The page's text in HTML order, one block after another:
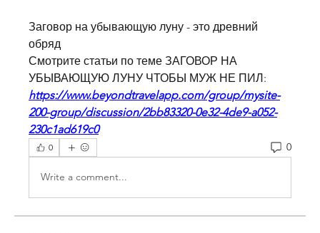
Заговор на убывающую луну - это древний
обряд
Смотрите статьи по теме ЗАГОВОР НА
УБЫВАЮЩУЮ ЛУНУ ЧТОБЫ МУЖ НЕ ПИЛ:
https://www.beyondtravelapp.com/group/mysite-
200-group/discussion/2bb83320-0e32-4de9-a052-
230c1ad619c0
0 0
Write a comment...